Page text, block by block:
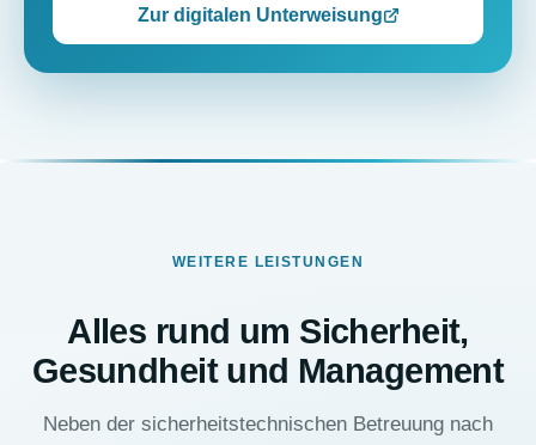
Zur digitalen Unterweisung
WEITERE LEISTUNGEN
Alles rund um Sicherheit,
Gesundheit und Management
Neben der sicherheitstechnischen Betreuung nach